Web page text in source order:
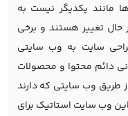
مانند یکدیگر نیست به
حال تغییر هستند و برخی
سایت به وب سایتی
دائم محتوا و محصولات
طریق وب سایتی که دارند
وب سایت استاتیک برای